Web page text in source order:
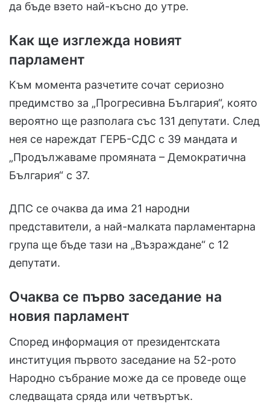
да бъде взето най-късно до утре.
Как ще изглежда новият
парламент
Към момента разчетите сочат сериозно
предимство за „Прогресивна България“, която
вероятно ще разполага със 131 депутати. След
нея се нареждат ГЕРБ-СДС с 39 мандата и
„Продължаваме промяната – Демократична
България“ с 37.
ДПС се очаква да има 21 народни
представители, а най-малката парламентарна
група ще бъде тази на „Възраждане“ с 12
депутати.
Очаква се първо заседание на
новия парламент
Според информация от президентската
институция първото заседание на 52-рото
Народно събрание може да се проведе още
следващата сряда или четвъртък.